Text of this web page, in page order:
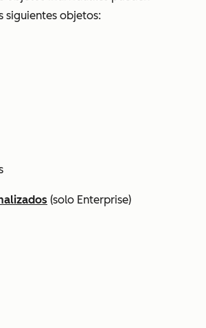
siguientes objetos:
(solo Enterprise)